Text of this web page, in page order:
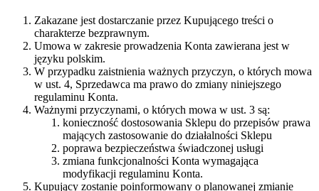
Zakazane jest dostarczanie przez Kupującego treści o
charakterze bezprawnym.
Umowa w zakresie prowadzenia Konta zawierana jest w
języku polskim.
W przypadku zaistnienia ważnych przyczyn, o których mowa
w ust. 4, Sprzedawca ma prawo do zmiany niniejszego
regulaminu Konta.
Ważnymi przyczynami, o których mowa w ust. 3 są:
konieczność dostosowania Sklepu do przepisów prawa
mających zastosowanie do działalności Sklepu
poprawa bezpieczeństwa świadczonej usługi
zmiana funkcjonalności Konta wymagająca
modyfikacji regulaminu Konta.
Kupujący zostanie poinformowany o planowanej zmianie